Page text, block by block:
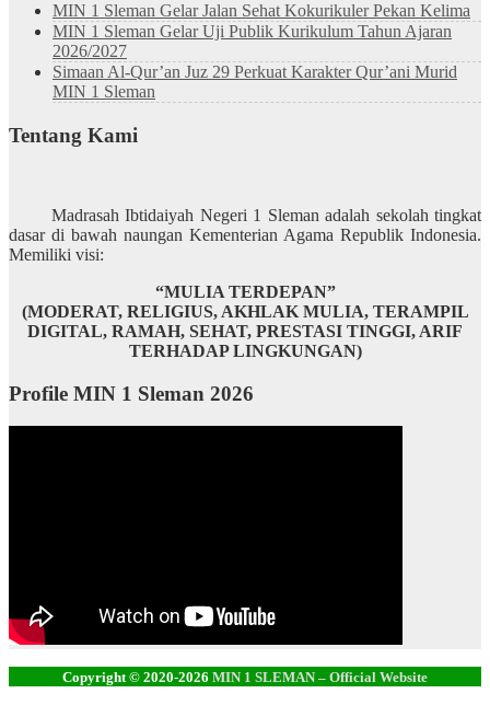
MIN 1 Sleman Gelar Jalan Sehat Kokurikuler Pekan Kelima
MIN 1 Sleman Gelar Uji Publik Kurikulum Tahun Ajaran
2026/2027
Simaan Al-Qur’an Juz 29 Perkuat Karakter Qur’ani Murid
MIN 1 Sleman
Tentang Kami
Madrasah Ibtidaiyah Negeri 1 Sleman adalah sekolah tingkat
dasar di bawah naungan Kementerian Agama Republik Indonesia.
Memiliki visi:
“MULIA TERDEPAN”
(MODERAT, RELIGIUS, AKHLAK MULIA, TERAMPIL
DIGITAL, RAMAH, SEHAT, PRESTASI TINGGI, ARIF
TERHADAP LINGKUNGAN)
Profile MIN 1 Sleman 2026
Copyright © 2020-2026 MIN 1 SLEMAN – Official Website